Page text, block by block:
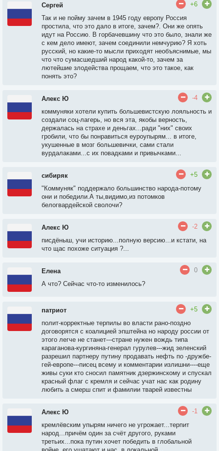
Сергей
+6
Так и не пойму зачем в 1945 году европу Россия
простила, что это дало в итоге, зачем?. Они же опять
идут на Россию. В горбачевшину что это было, знали же
с кем дело имеют, зачем соединили немчурию? Я хоть
русский, но какие-то мысли приходят необъяснимые, мы
что что сумасшедший народ какой-то, зачем за
лютейшие злодейства прощаем, что это такое, как
понять это?
Алекс Ю
-4
коммуняки хотели купить большевистскую лояльность и
создали соц-лагерь, но вся эта, якобы верность,
держалась на страхе и деньгах...ради "них" своих
гробили, что бы понравиться еуроупырям... в итоге,
укушенные в мозг большевички, сами стали
вурдалаками...с их повадками и привычками...
сибиряк
+5
"Коммуняк" поддержало большинство народа-потому
они и победили.А ты,видимо,из потомков
белогвардейской сволочи?
Алекс Ю
-2
писдёныш, учи историю...полную версию...и кстати, на
что щас похоже ситуация ?...
Елена
0
А что? Сейчас что-то изменилось?
патриот
+5
полит-корректные терпилы во власти рано-поздно
договорятся с коалицией эпштейна но народу россии от
этого легче не станет---стране нужен вождь типа
караганова-кургиняна-генерал гурулев---жид зеленский
разрешил партнеру путину продавать нефть по -дружбе-
гей-европе---писец всему и комментарии излишни----еще
живы суки кто сносил памятник дзержинскому и спускал
красный флаг с кремля и сейчас учат нас как родину
любить а смерш спит и фамилии тварей известны
Алекс Ю
-1
кремлёвским упырям ничего не угрожает...терпит
народ...причём один за счёт другого, руками
третьих...пока путин хочет победить в глобальной